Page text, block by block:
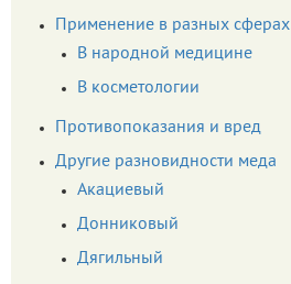
Применение в разных сферах
В народной медицине
В косметологии
Противопоказания и вред
Другие разновидности меда
Акациевый
Донниковый
Дягильный